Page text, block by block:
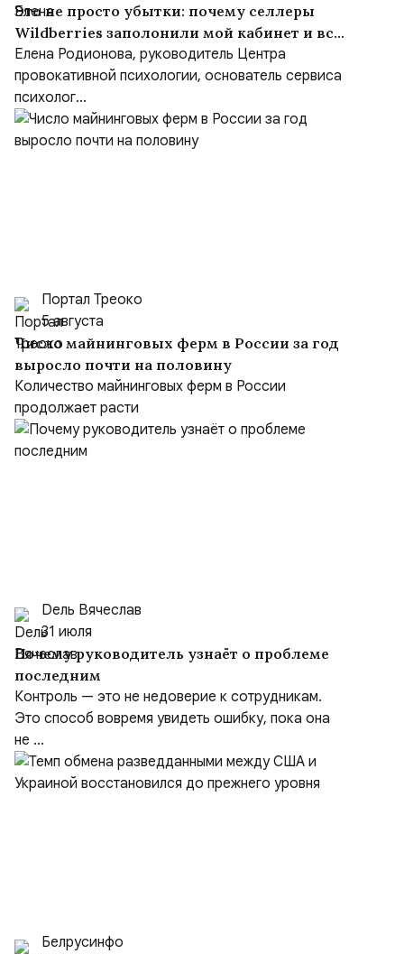
Это не просто убытки: почему селлеры
Wildberries заполонили мой кабинет и всю
запись в Секвойе
Елена Родионова, руководитель Центра
провокативной психологии, основатель сервиса
психолог...
Портал Треоко
5 августа
Число майнинговых ферм в России за год
выросло почти на половину
Количество майнинговых ферм в России
продолжает расти
Dель Вячеслав
31 июля
Почему руководитель узнаёт о проблеме
последним
Контроль — это не недоверие к сотрудникам.
Это способ вовремя увидеть ошибку, пока она
не ...
Белрусинфо